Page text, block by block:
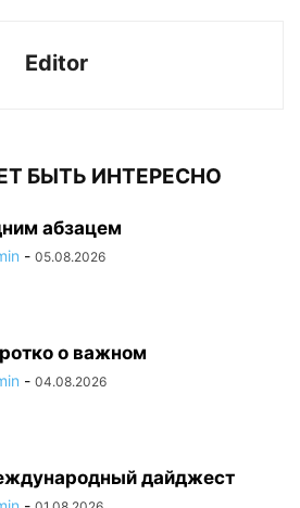
Editor
БЫТЬ ИНТЕРЕСНО
абзацем
- 05.08.2026
о важном
- 04.08.2026
дайджест